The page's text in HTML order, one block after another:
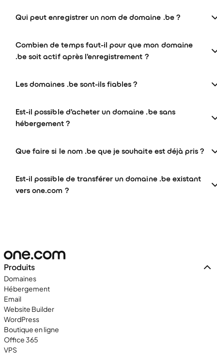
Qui peut enregistrer un nom de domaine .be ?
Combien de temps faut-il pour que mon domaine
.be soit actif après l'enregistrement ?
Les domaines .be sont-ils fiables ?
Est-il possible d'acheter un domaine .be sans
hébergement ?
Que faire si le nom .be que je souhaite est déjà pris ?
Est-il possible de transférer un domaine .be existant
vers one.com ?
Produits
Domaines
Hébergement
Email
Website Builder
WordPress
Boutique en ligne
Office 365
VPS